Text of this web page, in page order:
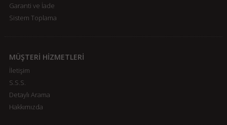
Garanti ve İade
Sistem Toplama
MÜŞTERİ HİZMETLERİ
İletişim
S.S.S.
Detaylı Arama
Hakkımızda